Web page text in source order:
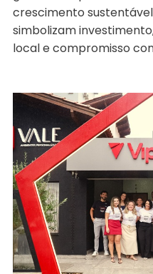
crescimento
simbolizam
local e compromisso